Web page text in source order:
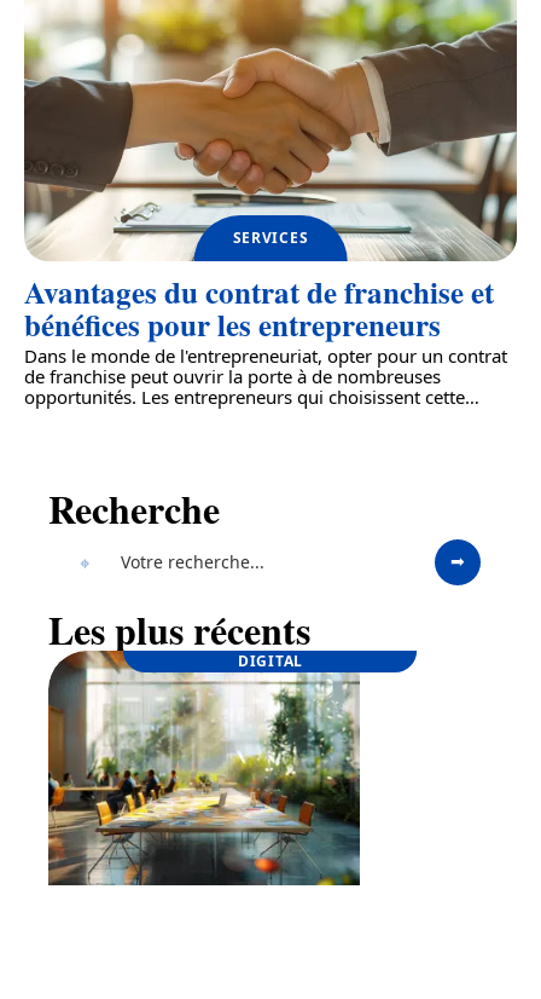
SERVICES
Avantages du contrat de franchise et
bénéfices pour les entrepreneurs
Dans le monde de l'entrepreneuriat, opter pour un contrat
de franchise peut ouvrir la porte à de nombreuses
opportunités. Les entrepreneurs qui choisissent cette…
Recherche
Les plus récents
DIGITAL